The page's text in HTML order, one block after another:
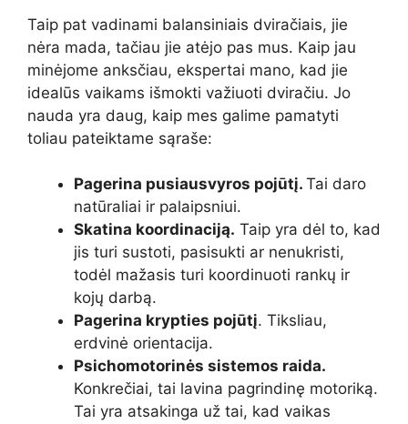
Taip pat vadinami balansiniais dviračiais, jie
nėra mada, tačiau jie atėjo pas mus. Kaip jau
minėjome anksčiau, ekspertai mano, kad jie
idealūs vaikams išmokti važiuoti dviračiu. Jo
nauda yra daug, kaip mes galime pamatyti
toliau pateiktame sąraše:
Pagerina pusiausvyros pojūtį. Tai daro
natūraliai ir palaipsniui.
Skatina koordinaciją. Taip yra dėl to, kad
jis turi sustoti, pasisukti ar nenukristi,
todėl mažasis turi koordinuoti rankų ir
kojų darbą.
Pagerina krypties pojūtį. Tiksliau,
erdvinė orientacija.
Psichomotorinės sistemos raida.
Konkrečiai, tai lavina pagrindinę motoriką.
Tai yra atsakinga už tai, kad vaikas